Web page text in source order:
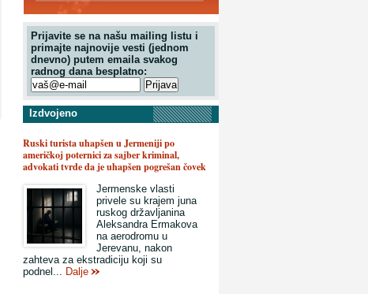
Prijavite se na našu mailing listu i
primajte najnovije vesti (jednom
dnevno) putem emaila svakog
radnog dana besplatno:
Izdvojeno
Ruski turista uhapšen u Jermeniji po
američkoj poternici za sajber kriminal,
advokati tvrde da je uhapšen pogrešan čovek
Jermenske vlasti
privele su krajem juna
ruskog državljanina
Aleksandra Ermakova
na aerodromu u
Jerevanu, nakon
zahteva za ekstradiciju koji su
podnel... Dalje